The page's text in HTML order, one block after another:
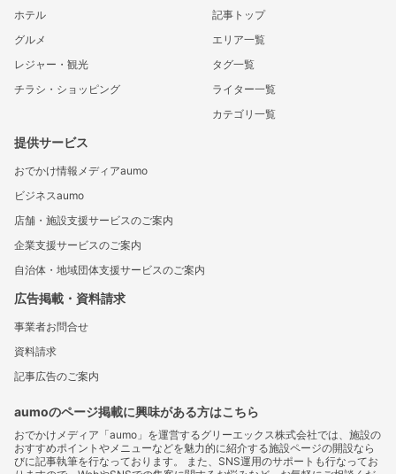
ホテル
グルメ
レジャー・観光
チラシ・ショッピング
記事トップ
エリア一覧
タグ一覧
ライター一覧
カテゴリ一覧
提供サービス
おでかけ情報メディアaumo
ビジネスaumo
店舗・施設支援サービスのご案内
企業支援サービスのご案内
自治体・地域団体支援サービスのご案内
広告掲載・資料請求
事業者お問合せ
資料請求
記事広告のご案内
aumoのページ掲載に興味がある方はこちら
おでかけメディア「aumo」を運営するグリーエックス株式会社では、施設の
おすすめポイントやメニューなどを魅力的に紹介する施設ページの開設なら
びに記事執筆を行なっております。 また、SNS運用のサポートも行なってお